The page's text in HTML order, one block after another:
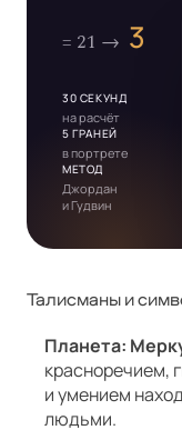
30 СЕКУНД
на расчёт
5 ГРАНЕЙ
в портрете
МЕТОД
Джордан
и Гудвин
Талисманы и
Планета:
красноречием,
и умением
людьми.